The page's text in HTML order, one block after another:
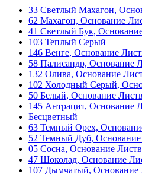
ST 022 Frame Pullex
ST 023 Cube Pullex High-
ST 023 Cube Pullex
ST 035 Dammerung
ST 035 Dammerung
ST 041 Spok Pullex 3in1
33 Светлый Махагон,
62 Махагон, Основание
41 Светлый Бук,
103 Теплый Серый
146 Венге, Основание
58 Палисандр, Основание
132 Олива, Основание
102 Холодный Серый,
50 Белый, Основание
145 Антрацит, Основание
Бесцветный
63 Темный Орех,
52 Темный Дуб,
05 Сосна, Основание
47 Шоколад, Основание
107 Дымчатый, Основание